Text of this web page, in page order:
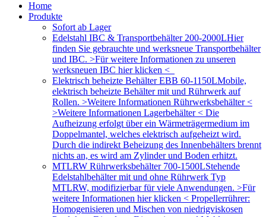
Home
Produkte
Sofort ab Lager
Edelstahl IBC & Transportbehälter 200-2000LHier
finden Sie gebrauchte und werksneue Transportbehälter
und IBC. >Für weitere Informationen zu unseren
werksneuen IBC hier klicken <
Elektrisch beheizte Behälter EBB 60-1150LMobile,
elektrisch beheizte Behälter mit und Rührwerk auf
Rollen. >Weitere Informationen Rührwerksbehälter <
>Weitere Informationen Lagerbehälter < Die
Aufheizung erfolgt über ein Wärmeträgermedium im
Doppelmantel, welches elektrisch aufgeheizt wird.
Durch die indirekt Beheizung des Innenbehälters brennt
nichts an, es wird am Zylinder und Boden erhitzt.
MTLRW Rührwerksbehälter 700-1500LStehende
Edelstahlbehälter mit und ohne Rührwerk Typ
MTLRW, modifizierbar für viele Anwendungen. >Für
weitere Informationen hier klicken < Propellerrührer:
Homogenisieren und Mischen von niedrigviskosen